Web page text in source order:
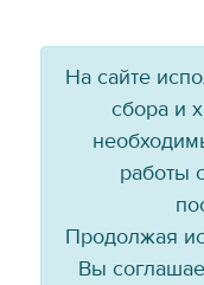
На сайте
сбора и
работы
Продолжая
Вы